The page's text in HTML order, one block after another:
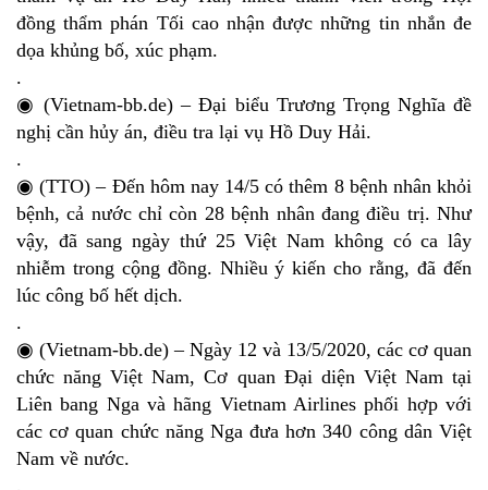
đồng thẩm phán Tối cao nhận được những tin nhắn đe
dọa khủng bố, xúc phạm.
.
◉ (Vietnam-bb.de) – Đại biểu Trương Trọng Nghĩa đề
nghị cần hủy án, điều tra lại vụ Hồ Duy Hải.
.
◉ (TTO) – Đến hôm nay 14/5 có thêm 8 bệnh nhân khỏi
bệnh, cả nước chỉ còn 28 bệnh nhân đang điều trị. Như
vậy, đã sang ngày thứ 25 Việt Nam không có ca lây
nhiễm trong cộng đồng. Nhiều ý kiến cho rằng, đã đến
lúc công bố hết dịch.
.
◉ (Vietnam-bb.de) – Ngày 12 và 13/5/2020, các cơ quan
chức năng Việt Nam, Cơ quan Đại diện Việt Nam tại
Liên bang Nga và hãng Vietnam Airlines phối hợp với
các cơ quan chức năng Nga đưa hơn 340 công dân Việt
Nam về nước.
.